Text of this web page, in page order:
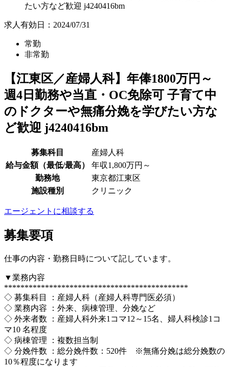
たい方など歓迎 j4240416bm
求人有効日：2024/07/31
常勤
非常勤
【江東区／産婦人科】年俸1800万円～
週4日勤務や当直・OC免除可 子育て中
のドクターや無痛分娩を学びたい方な
ど歓迎 j4240416bm
募集科目
産婦人科
給与金額（最低/最高）
年収1,800万円～
勤務地
東京都江東区
施設種別
クリニック
エージェントに相談する
募集要項
仕事の内容・勤務日時について記しています。
▼業務内容
*********************************************
◇ 募集科目 ：産婦人科（産婦人科専門医必須）
◇ 業務内容 ：外来、病棟管理、分娩など
◇ 外来者数 ：産婦人科外来1コマ12～15名、婦人科検診1コ
マ10 名程度
◇ 病棟管理 ：複数担当制
◇ 分娩件数 ：総分娩件数：520件 ※無痛分娩は総分娩数の
10％程度になります